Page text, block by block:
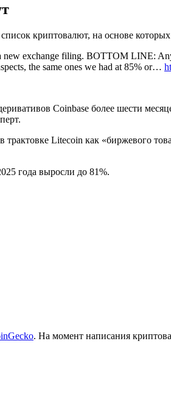
криптовалют, на основе которых
exchange filing. BOTTOM LINE:
the same ones we had at 85% or…
Coinbase более шести
в трактовке Litecoin как «биржевого
года выросли до 81%.
. На момент написания